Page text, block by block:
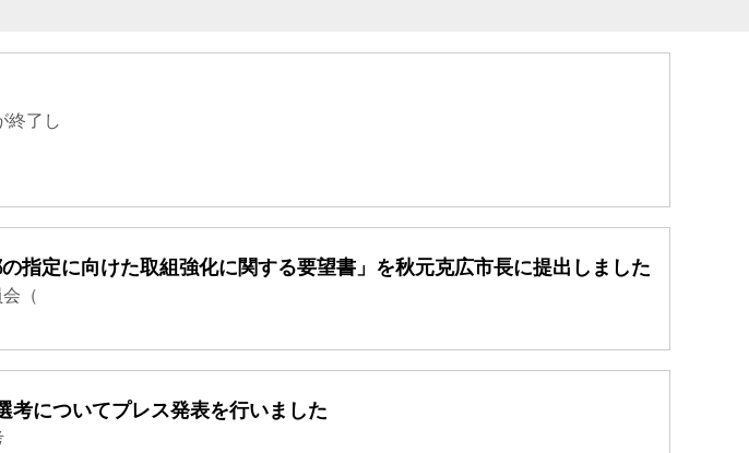
終了し
指定に向けた取組強化に関する要望書」を秋元克広市長に提出しました
（
考についてプレス発表を行いました